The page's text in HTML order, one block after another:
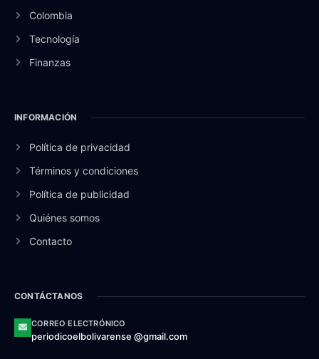
Colombia
Tecnología
Finanzas
INFORMACIÓN
Política de privacidad
Términos y condiciones
Política de publicidad
Quiénes somos
Contacto
CONTÁCTANOS
CORREO ELECTRÓNICO
periodicoelbolivarense @gmail.com